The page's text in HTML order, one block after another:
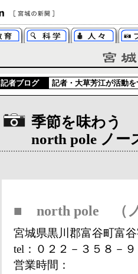
記者ブログ 記者・ 大草芳江が活動
季節を味わ
north pole ノー
■ north pole （
宮城県黒川郡富谷町富
tel：０２２－３５８－
営業時間：